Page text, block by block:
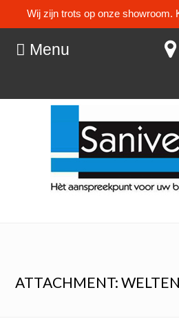
Wij zijn trots op onze showroom.
Menu
ATTACHMENT: